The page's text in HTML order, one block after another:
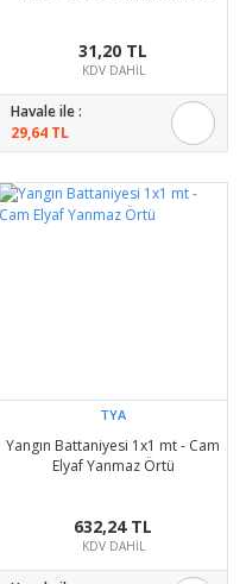
31,20 TL
KDV DAHİL
Havale ile :
29,64 TL
TYA
Yangın Battaniyesi 1x1 mt - Cam
Elyaf Yanmaz Örtü
632,24 TL
KDV DAHİL